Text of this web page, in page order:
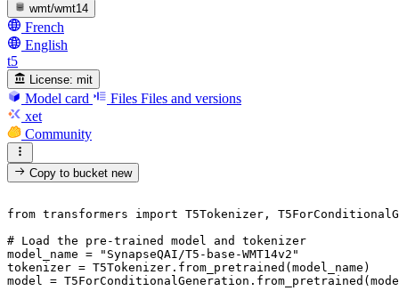
wmt/wmt14
French
English
t5
License: mit
Model card Files Files and versions
xet
Community
Copy to bucketnew
from transformers import T5Tokenizer,
# Load the pre-trained model and tokenizer
model_name =
"SynapseQAI/T5-base-WMT14v2"
tokenizer = T5Tokenizer.from_pretrained(model_name)
model =